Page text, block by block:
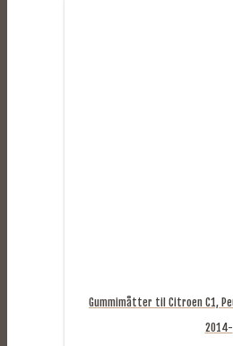
Gummimåtter til Citroen C1,
2014-